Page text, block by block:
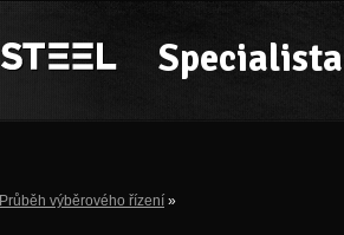
Průběh výběrového řízení »